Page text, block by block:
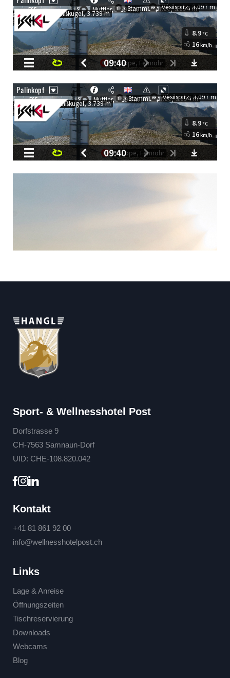
Sport- & Wellnesshotel Post
Dorfstrasse 9
CH-7563 Samnaun-Dorf
UID: CHE-108.820.042
Kontakt
+41 81 861 92 00
info@wellnesshotelpost.ch
Links
Lage & Anreise
Öffnungszeiten
Tischreservierung
Downloads
Webcams
Blog